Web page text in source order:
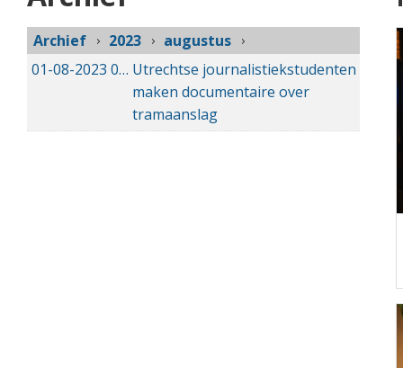
Archief 2023
augustus
01-08-2023 01-08-2023 09:39
Utrechtse journalistiekstudenten
maken documentaire over
tramaanslag